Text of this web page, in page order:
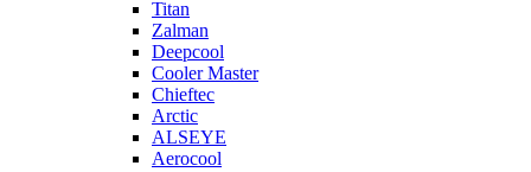
Titan
Zalman
Deepcool
Cooler Master
Chieftec
Arctic
ALSEYE
Aerocool